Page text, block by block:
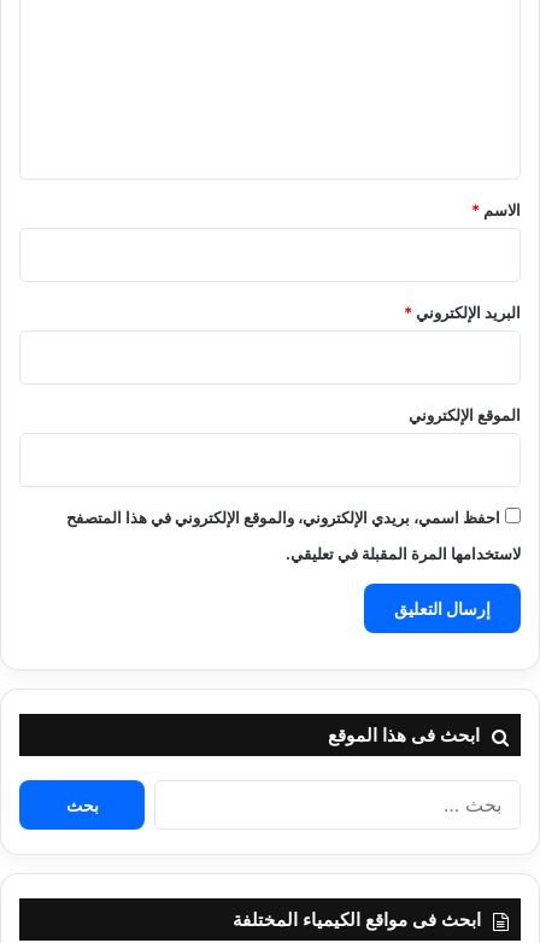
*
الاسم *
البريد الإلكتروني*
الموقع الإلكتروني
احفظ اسمي، بريدي الإلكتروني، والموقع الإلكتروني في هذا المتصفح
لاستخدامها المرة المقبلة في تعليقي.
ابحث فى هذا الموقع
البحث
ابحث فى مواقع الكيمياء المختلفة